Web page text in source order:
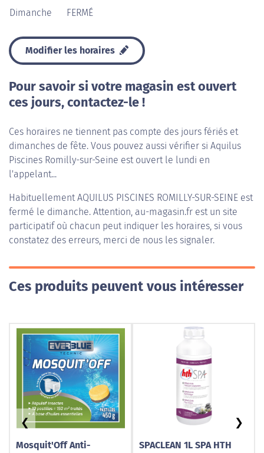
Dimanche
FERMÉ
Modifier les horaires
Pour savoir si votre magasin est ouvert
ces jours, contactez-le !
Ces horaires ne tiennent pas compte des jours fériés et
dimanches de fête. Vous pouvez aussi vérifier si Aquilus
Piscines Romilly-sur-Seine est ouvert le lundi en
l'appelant...
HabituellementAQUILUS PISCINES ROMILLY-SUR-SEINE est
fermé le dimanche. Attention, au-magasin.fr est un site
participatif où chacun peut indiquer les horaires, si vous
constatez des erreurs, merci de nous les signaler.
Ces produits peuvent vous intéresser
Mosquit'Off Anti-
SPACLEAN 1L SPA HTH
❮ ❯